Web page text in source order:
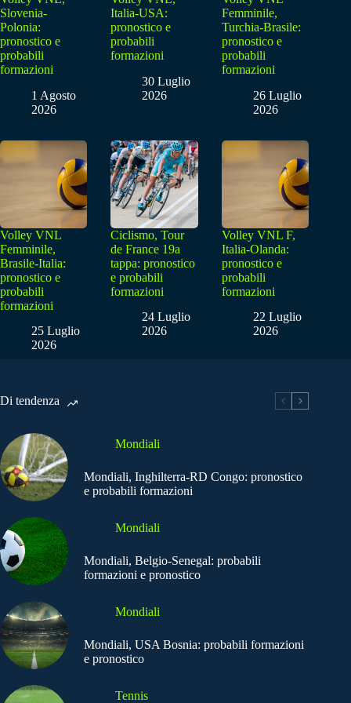
Slovenia-
Polonia:
pronostico e
probabili
formazioni
1 Agosto
2026
Italia-USA:
pronostico e
probabili
formazioni
30 Luglio
2026
Femminile,
Turchia-Brasile:
pronostico e
probabili
formazioni
26 Luglio
2026
Volley VNL
Femminile,
Brasile-Italia:
pronostico e
probabili
formazioni
25 Luglio
2026
Ciclismo, Tour
de France 19a
tappa: pronostico
e probabili
formazioni
24 Luglio
2026
Volley VNL F,
Italia-Olanda:
pronostico e
probabili
formazioni
22 Luglio
2026
Di tendenza
Mondiali
Mondiali, Inghilterra-RD Congo: pronostico
e probabili formazioni
Mondiali
Mondiali, Belgio-Senegal: probabili
formazioni e pronostico
Mondiali
Mondiali, USA Bosnia: probabili formazioni
e pronostico
Tennis